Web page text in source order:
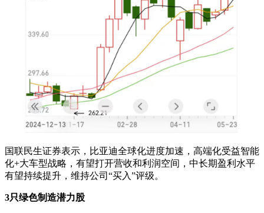
国联民生证券表示，比亚迪全球化进度加速，高端化受益智能
化+大车型战略，有望打开营收和利润空间，中长期盈利水平
有望持续提升，维持公司“买入”评级。
3只绿色制造潜力股